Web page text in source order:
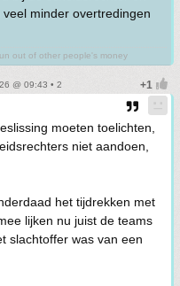
minder overtredingen
out of other people's money
@ 09:43 • 2
moeten toelichten,
niet aandoen,
het tijdrekken met
lijken nu juist de teams
slachtoffer was van een